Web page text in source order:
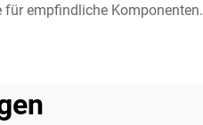
empfindliche Komponenten.